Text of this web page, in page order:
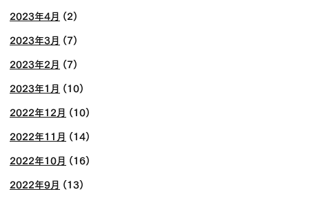
2023年4月 (2)
2023年3月 (7)
2023年2月 (7)
2023年1月 (10)
2022年12月 (10)
2022年11月 (14)
2022年10月 (16)
2022年9月 (13)